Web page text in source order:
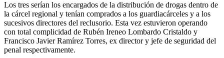
Los tres serían los encargados de la distribución de drogas dentro de
la cárcel regional y tenían comprados a los guardiacárceles y a los
sucesivos directores del reclusorio. Esta vez estuvieron operando
con total complicidad de Rubén Ireneo Lombardo Cristaldo y
Francisco Javier Ramírez Torres, ex director y jefe de seguridad del
penal respectivamente.